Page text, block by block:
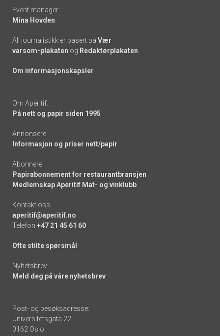
Event manager:
Mina Hovden
All journalistikk er basert på Vær
varsom-plakaten og Redaktørplakaten
Om informasjonskapsler
Om Apéritif:
På nett og papir siden 1995
Annonsere:
Informasjon og priser nett/papir
Abonnere:
Papirabonnement for restaurantbransjen
Medlemskap Apéritif Mat- og vinklubb
Kontakt oss:
aperitif@aperitif.no
Telefon +47 21 45 61 60
Ofte stilte spørsmål
Nyhetsbrev:
Meld deg på våre nyhetsbrev
Post- og besøksadresse:
Universitetsgata 22
0162 Oslo